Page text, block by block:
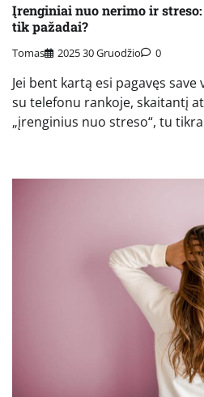
Įrenginiai nuo nerimo ir
tik pažadai?
Tomas 2025 30 Gruodžio 0
Jei bent kartą esi pagavęs
su telefonu rankoje, skaitantį
„įrenginius nuo streso“, tu